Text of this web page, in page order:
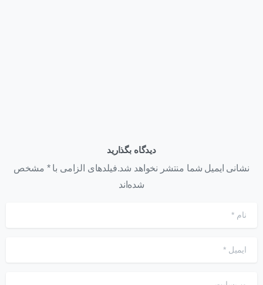
دیدگاه بگذارید
نشانی ایمیل شما منتشر نخواهد شد.فیلدهای الزامی با * مشخص
شده‌اند
*
ایمیل
وب‌سایت